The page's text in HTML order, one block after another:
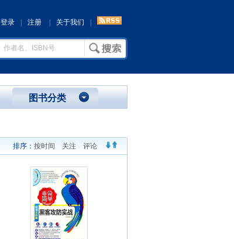
登录 注册 关于我们
图书分类
排序： 按时间 关注 评论